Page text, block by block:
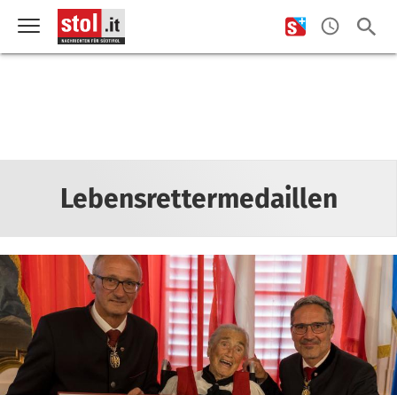
Lebensrettermedaillen